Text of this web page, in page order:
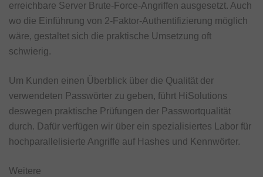
erreichbare Server Brute-Force-Angriffen ausgesetzt. Auch
wo die Einführung von 2-Faktor-Authentifizierung möglich
wäre, gestaltet sich die praktische Umsetzung oft
schwierig.
Um Kunden einen Überblick über die Qualität der
verwendeten Passwörter zu geben, führt HiSolutions
deswegen praktische Prüfungen der Passwortqualität
durch. Dafür verfügen wir über ein spezialisiertes Labor für
hochparallelisierte Angriffe auf Hashes und Kennwörter.
Weitere